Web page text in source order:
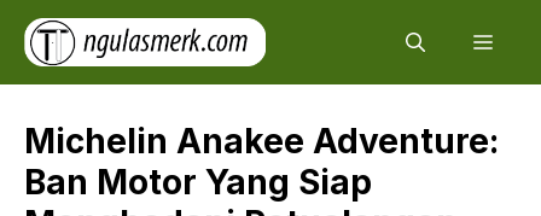
Skip
content
Michelin Anakee Adventure:
Ban Motor Yang Siap